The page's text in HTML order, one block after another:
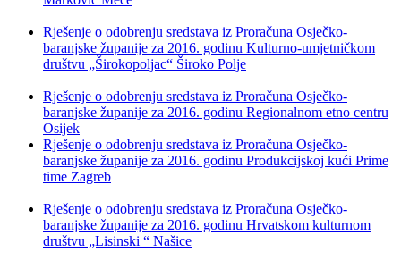
Rješenje o odobrenju sredstava iz Proračuna Osječko-
baranjske županije za 2016. godinu Kulturno-umjetničkom
društvu „Širokopoljac“ Široko Polje
Rješenje o odobrenju sredstava iz Proračuna Osječko-
baranjske županije za 2016. godinu Regionalnom etno centru
Osijek
Rješenje o odobrenju sredstava iz Proračuna Osječko-
baranjske županije za 2016. godinu Produkcijskoj kući Prime
time Zagreb
Rješenje o odobrenju sredstava iz Proračuna Osječko-
baranjske županije za 2016. godinu Hrvatskom kulturnom
društvu „Lisinski “ Našice